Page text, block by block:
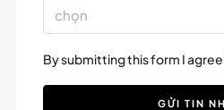
chọn
By submitting this form I
GỬI TIN